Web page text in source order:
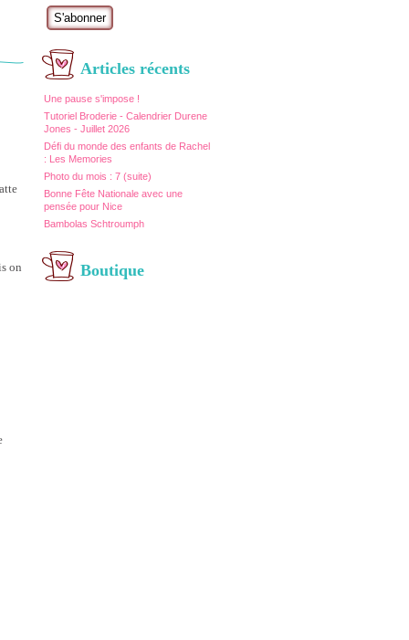
Articles récents
Une pause s'impose !
Tutoriel Broderie - Calendrier Durene
Jones - Juillet 2026
Défi du monde des enfants de Rachel
: Les Memories
Photo du mois : 7 (suite)
Bonne Fête Nationale avec une
pensée pour Nice
Bambolas Schtroumph
Boutique
on